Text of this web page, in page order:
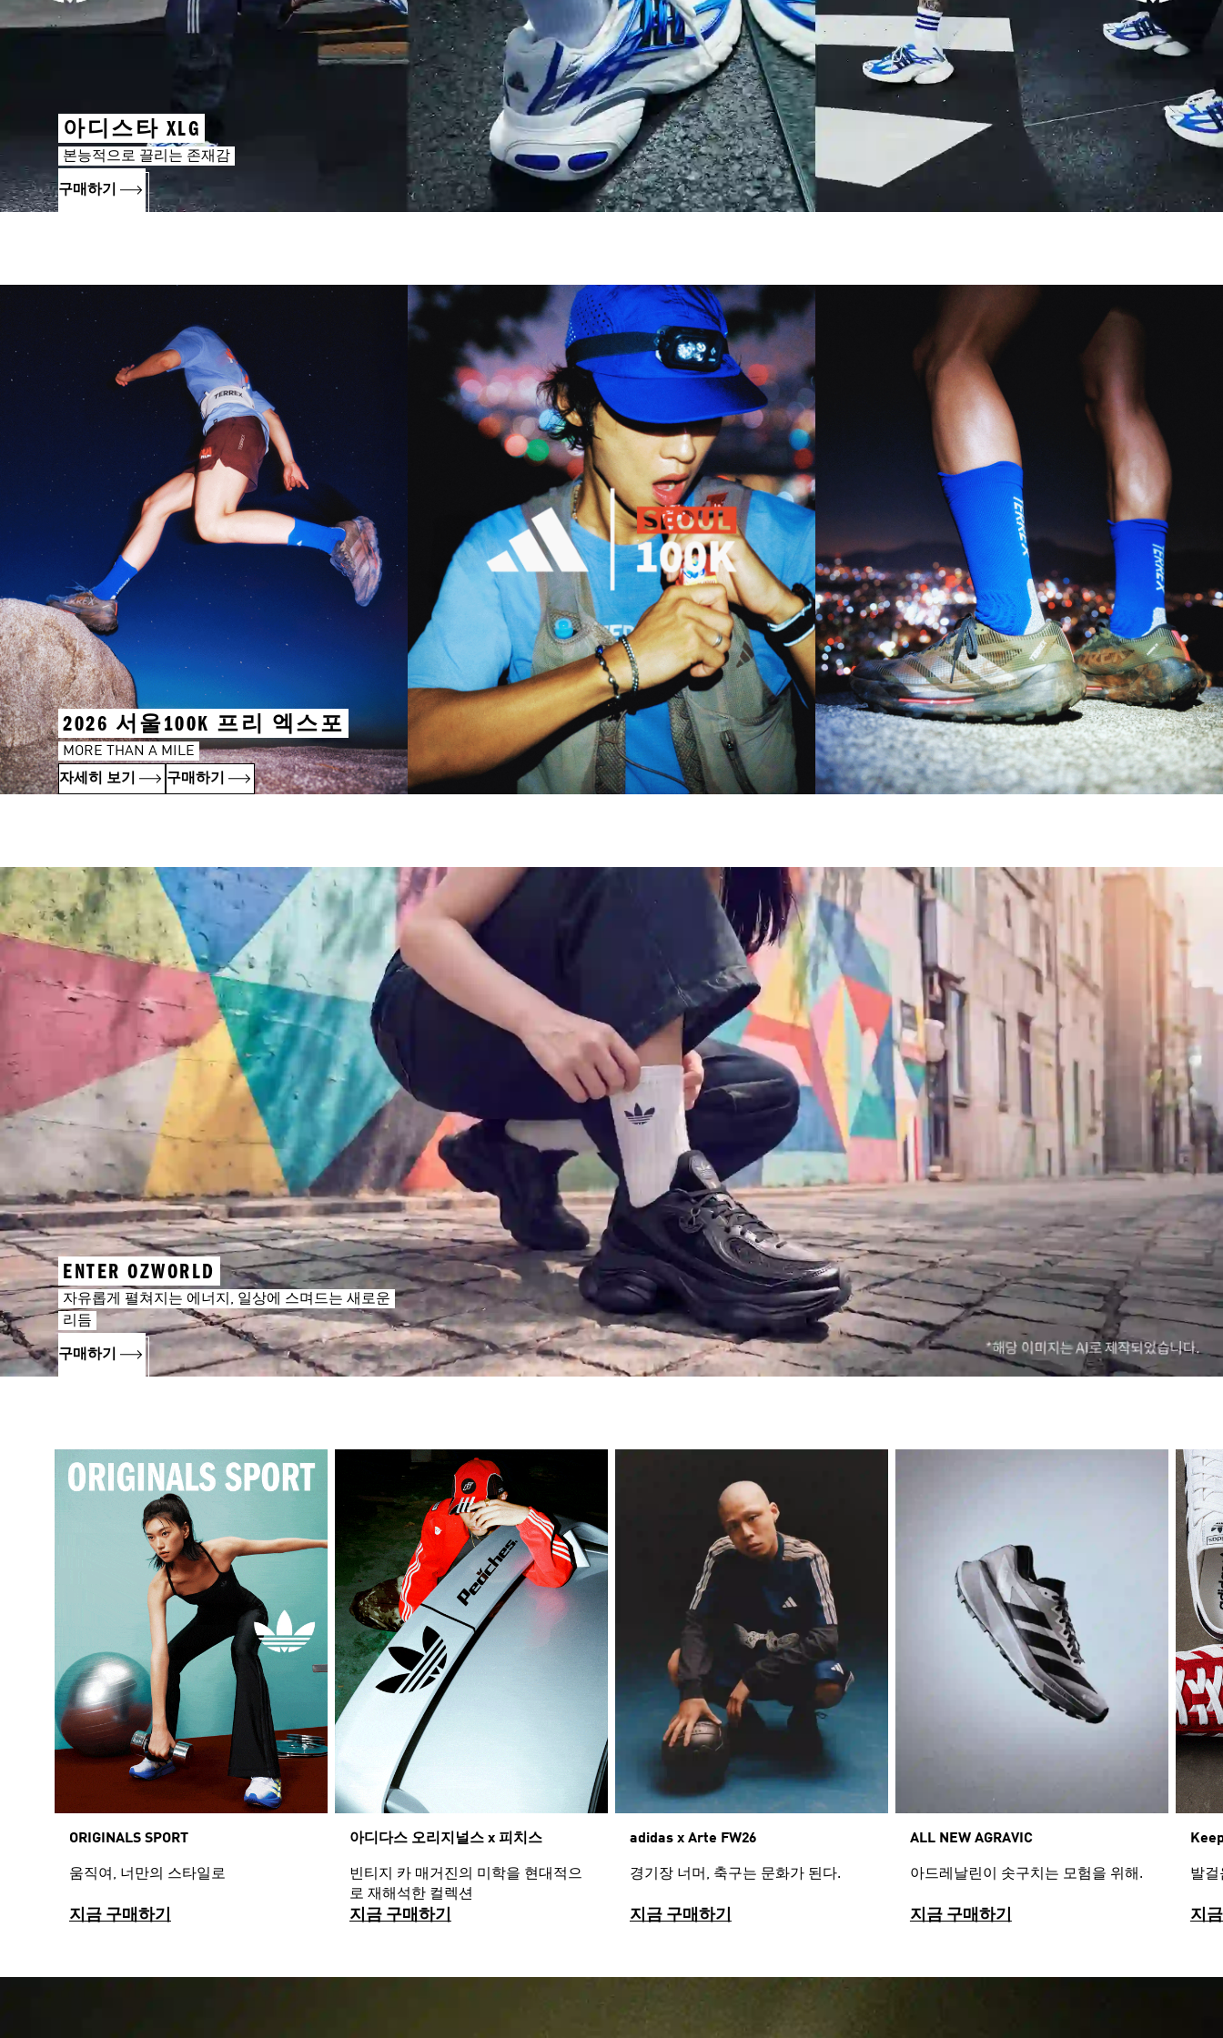
아디스타 XLG
본능적으로 끌리는 존재감
구매하기
2026 서울100K 프리 엑스포
MORE THAN A MILE
자세히 보기
구매하기
ENTER OZWORLD
자유롭게 펼쳐지는 에너지, 일상에 스며드는 새로운
리듬
구매하기
ORIGINALS SPORT
움직여, 너만의 스타일로
지금 구매하기
아디다스 오리지널스 x 피치스
빈티지 카 매거진의 미학을 현대적으
로 재해석한 컬렉션
지금 구매하기
adidas x Arte FW26
경기장 너머, 축구는 문화가 된다.
지금 구매하기
ALL NEW AGRAVIC​
아드레날린이 솟구치는 모험을 위해.
지금 구매하기
발걸
지